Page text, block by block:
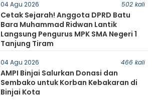
04 Agu 2026 502 kali
Cetak Sejarah! Anggota DPRD Batu
Bara Muhammad Ridwan Lantik
Langsung Pengurus MPK SMA Negeri 1
Tanjung Tiram
04 Agu 2026 466 kali
AMPI Binjai Salurkan Donasi dan
Sembako untuk Korban Kebakaran di
Binjai Kota